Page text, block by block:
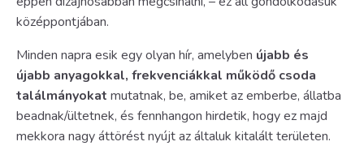
középpontjában.
Minden napra esik egy olyan hír, amelyben újabb és
újabb anyagokkal, frekvenciákkal működő csoda
találmányokat mutatnak, be, amiket az emberbe, állatba
beadnak/ültetnek, és fennhangon hirdetik, hogy ez majd
mekkora nagy áttörést nyújt az általuk kitalált területen.